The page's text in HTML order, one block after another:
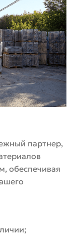
(примерно
форматы, в
кирпич
или
—
облицовке
свойств
партнер,
обеспечивая